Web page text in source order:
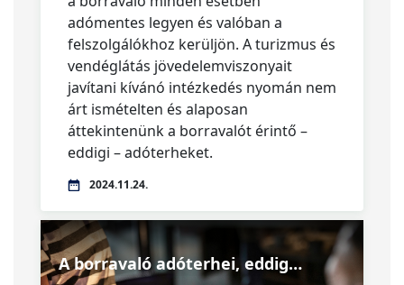
adómentes legyen és valóban a
felszolgálókhoz kerüljön. A turizmus és
vendéglátás jövedelemviszonyait
javítani kívánó intézkedés nyomán nem
árt ismételten és alaposan
áttekintenünk a borravalót érintő –
eddigi – adóterheket.
2024.11.24.
A borravaló adóterhei, eddig…